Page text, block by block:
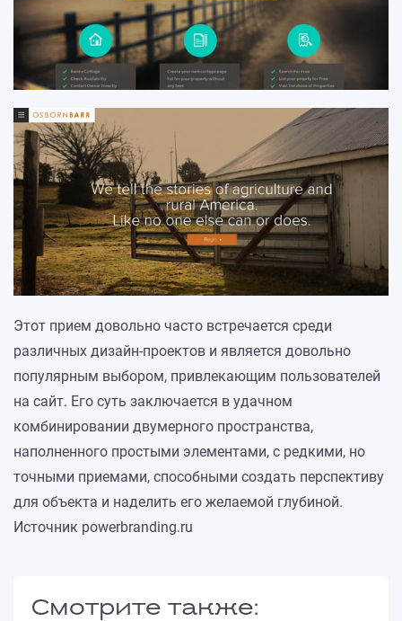
Этот прием довольно часто встречается среди
различных дизайн-проектов и является довольно
популярным выбором, привлекающим пользователей
на сайт. Его суть заключается в удачном
комбинировании двумерного пространства,
наполненного простыми элементами, с редкими, но
точными приемами, способными создать перспективу
для объекта и наделить его желаемой глубиной.
Источник powerbranding.ru
Смотрите также: